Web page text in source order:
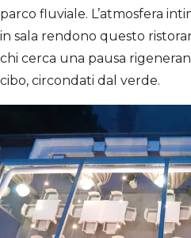
parco fluviale. L’atmosfera
in sala rendono questo
chi cerca una pausa
cibo, circondati dal verde.